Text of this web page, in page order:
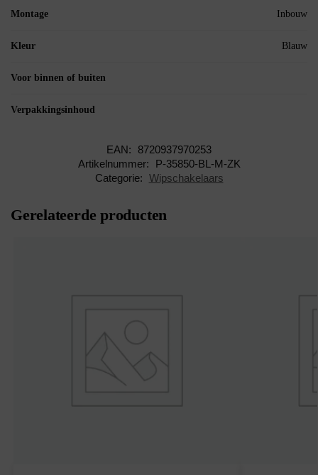
Montage Inbouw
Kleur Blauw
Voor binnen of buiten
Verpakkingsinhoud
EAN:
8720937970253
Artikelnummer:
P-35850-BL-M-ZK
Categorie: Wipschakelaars
Gerelateerde producten